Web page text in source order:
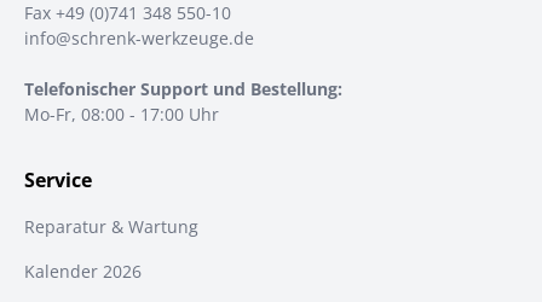
Fax +49 (0)741 348 550-10
info@schrenk-werkzeuge.de
Telefonischer Support und Bestellung:
Mo-Fr, 08:00 - 17:00 Uhr
Service
Reparatur & Wartung
Kalender 2026